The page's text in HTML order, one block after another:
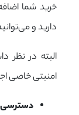
خرید شما
دارید و
البته در نظر
امنیتی خاصی